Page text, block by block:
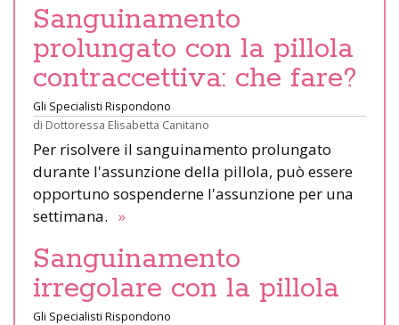
Sanguinamento
prolungato con la pillola
contraccettiva: che fare?
Gli Specialisti Rispondono
di Dottoressa Elisabetta Canitano
Per risolvere il sanguinamento prolungato
durante l'assunzione della pillola, può essere
opportuno sospenderne l'assunzione per una
settimana. »
Sanguinamento
irregolare con la pillola
Gli Specialisti Rispondono